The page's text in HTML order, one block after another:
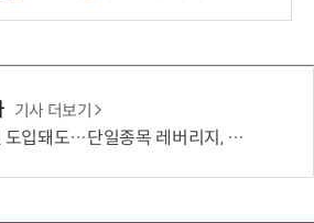
기사 더보기
도…단일종목 레버리지, 거래 가능성 희박